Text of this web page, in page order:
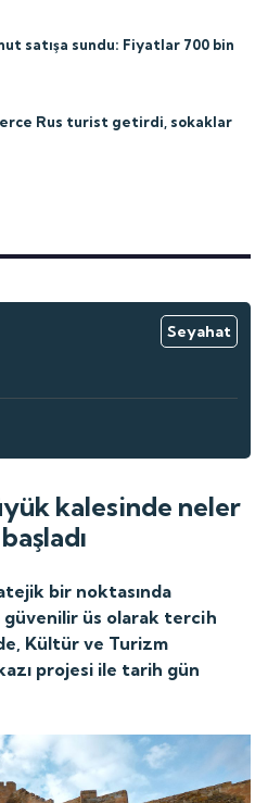
satışa sundu: Fiyatlar 700 bin
Rus turist getirdi, sokaklar
Seyahat
kalesinde neler
bir noktasında
güvenilir üs olarak tercih
Kültür ve Turizm
projesi ile tarih gün